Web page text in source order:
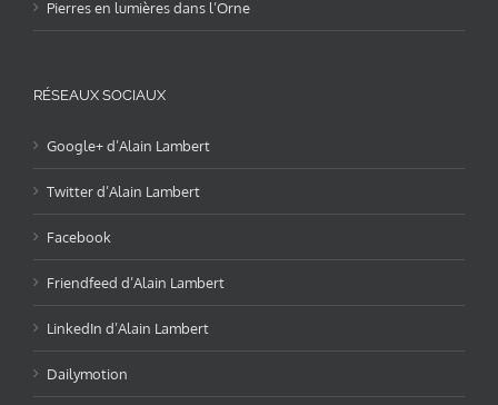
Pierres en lumières dans l’Orne
RÉSEAUX SOCIAUX
Google+ d’Alain Lambert
Twitter d’Alain Lambert
Facebook
Friendfeed d’Alain Lambert
LinkedIn d’Alain Lambert
Dailymotion